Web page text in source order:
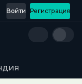
Регистрация
Войти